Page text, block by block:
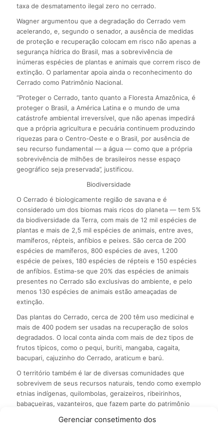
Gerenciar consetimento dos
taxa de desmatamento ilegal zero no cerrado.
Wagner argumentou que a degradação do Cerrado vem
acelerando, e, segundo o senador, a ausência de medidas
de proteção e recuperação colocam em risco não apenas a
segurança hídrica do Brasil, mas a sobrevivência de
inúmeras espécies de plantas e animais que correm risco de
extinção. O parlamentar apoia ainda o reconhecimento do
Cerrado como Patrimônio Nacional.
“Proteger o Cerrado, tanto quanto a Floresta Amazônica, é
proteger o Brasil, a América Latina e o mundo de uma
catástrofe ambiental irreversível, que não apenas impedirá
que a própria agricultura e pecuária continuem produzindo
riquezas para o Centro-Oeste e o Brasil, por ausência de
seu recurso fundamental — a água — como que a própria
sobrevivência de milhões de brasileiros nesse espaço
geográfico seja preservada”, justificou.
Biodiversidade
O Cerrado é biologicamente região de savana e é
considerado um dos biomas mais ricos do planeta — tem 5%
da biodiversidade da Terra, com mais de 12 mil espécies de
plantas e mais de 2,5 mil espécies de animais, entre aves,
mamíferos, répteis, anfíbios e peixes. São cerca de 200
espécies de mamíferos, 800 espécies de aves, 1.200
espécie de peixes, 180 espécies de répteis e 150 espécies
de anfíbios. Estima-se que 20% das espécies de animais
presentes no Cerrado são exclusivas do ambiente, e pelo
menos 130 espécies de animais estão ameaçadas de
extinção.
Das plantas do Cerrado, cerca de 200 têm uso medicinal e
mais de 400 podem ser usadas na recuperação de solos
degradados. O local conta ainda com mais de dez tipos de
frutos típicos, como o pequi, buriti, mangaba, cagaita,
bacupari, cajuzinho do Cerrado, araticum e barú.
O território também é lar de diversas comunidades que
sobrevivem de seus recursos naturais, tendo como exemplo
etnias indígenas, quilombolas, geraizeiros, ribeirinhos,
babaçueiras, vazanteiros, que fazem parte do patrimônio